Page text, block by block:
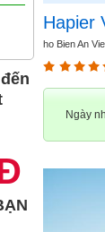
Hapier
ho Bien An
Ngày